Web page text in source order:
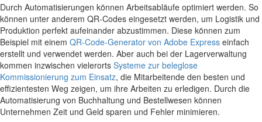
Durch Automatisierungen können Arbeitsabläufe optimiert werden. So
können unter anderem QR-Codes eingesetzt werden, um Logistik und
Produktion perfekt aufeinander abzustimmen. Diese können zum
Beispiel mit einem QR-Code-Generator von Adobe Express einfach
erstellt und verwendet werden. Aber auch bei der Lagerverwaltung
kommen inzwischen vielerorts Systeme zur beleglose
Kommissionierung zum Einsatz, die Mitarbeitende den besten und
effizientesten Weg zeigen, um ihre Arbeiten zu erledigen. Durch die
Automatisierung von Buchhaltung und Bestellwesen können
Unternehmen Zeit und Geld sparen und Fehler minimieren.